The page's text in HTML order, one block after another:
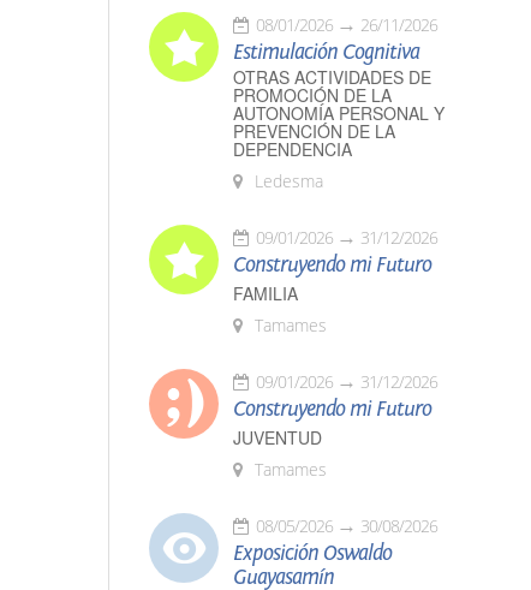
08/01/2026 26/11/2026
Estimulación Cognitiva
OTRAS ACTIVIDADES DE
PROMOCIÓN DE LA
AUTONOMÍA PERSONAL Y
PREVENCIÓN DE LA
DEPENDENCIA
Ledesma
09/01/2026 31/12/2026
Construyendo mi Futuro
FAMILIA
Tamames
09/01/2026 31/12/2026
Construyendo mi Futuro
JUVENTUD
Tamames
08/05/2026 30/08/2026
Exposición Oswaldo
Guayasamín